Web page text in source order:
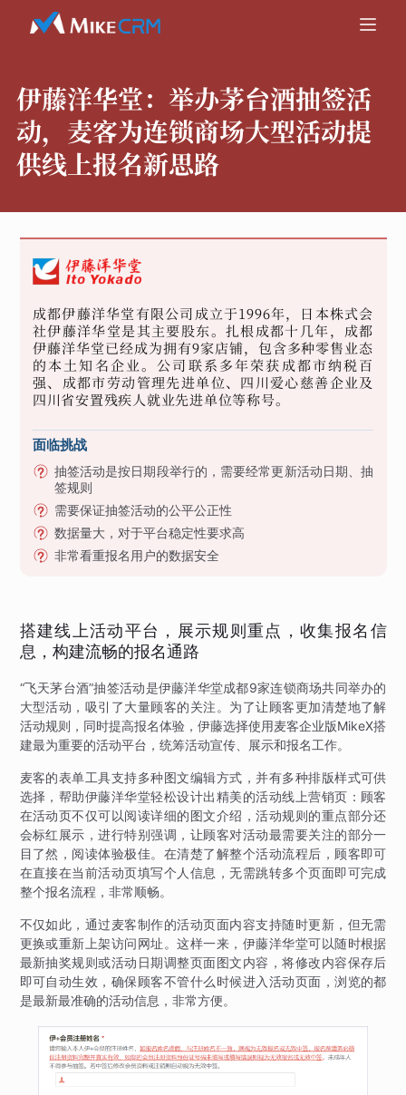
伊藤洋华堂： 举办茅台酒抽签活
动，麦客为连锁商场大型活动提
供线上报名新思路
成都伊藤洋华堂有限公司成立于1996年，日本株式会
社伊藤洋华堂是其主要股东。扎根成都十几年，成都
伊藤洋华堂已经成为拥有9家店铺，包含多种零售业态
的本土知名企业。公司联系多年荣获成都市纳税百
强、成都市劳动管理先进单位、四川爱心慈善企业及
四川省安置残疾人就业先进单位等称号。
面临挑战
抽签活动是按日期段举行的，需要经常更新活动日期、抽
签规则
需要保证抽签活动的公平公正性
数据量大，对于平台稳定性要求高
非常看重报名用户的数据安全
搭建线上活动平台，展示规则重点，收集报名信
息，构建流畅的报名通路
“飞天茅台酒”抽签活动是伊藤洋华堂成都9家连锁商场共同举办的
大型活动，吸引了大量顾客的关注。为了让顾客更加清楚地了解
活动规则，同时提高报名体验，伊藤选择使用麦客企业版MikeX搭
建最为重要的活动平台，统筹活动宣传、展示和报名工作。
麦客的表单工具支持多种图文编辑方式，并有多种排版样式可供
选择，帮助伊藤洋华堂轻松设计出精美的活动线上营销页：顾客
在活动页不仅可以阅读详细的图文介绍，活动规则的重点部分还
会标红展示，进行特别强调，让顾客对活动最需要关注的部分一
目了然，阅读体验极佳。在清楚了解整个活动流程后，顾客即可
在直接在当前活动页填写个人信息，无需跳转多个页面即可完成
整个报名流程，非常顺畅。
不仅如此，通过麦客制作的活动页面内容支持随时更新，但无需
更换或重新上架访问网址。这样一来，伊藤洋华堂可以随时根据
最新抽奖规则或活动日期调整页面图文内容，将修改内容保存后
即可自动生效，确保顾客不管什么时候进入活动页面，浏览的都
是最新最准确的活动信息，非常方便。